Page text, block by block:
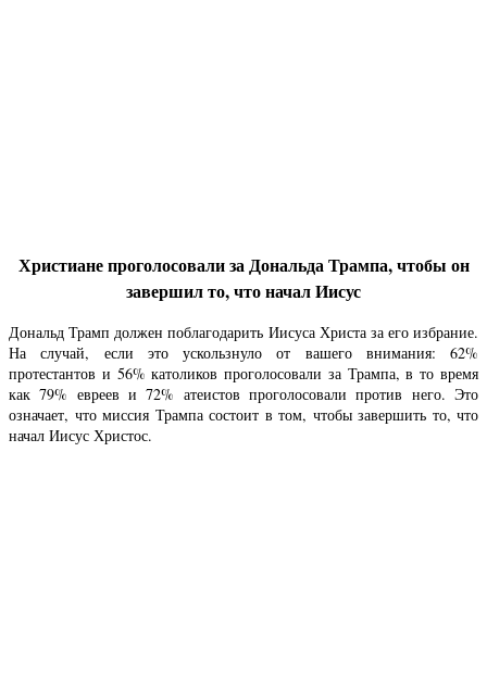
Христиане проголосовали за Дональда Трампа, чтобы он
завершил то, что начал Иисус
Дональд Трамп должен поблагодарить Иисуса Христа за его избрание.
На случай, если это ускользнуло от вашего внимания: 62%
протестантов и 56% католиков проголосовали за Трампа, в то время
как 79% евреев и 72% атеистов проголосовали против него. Это
означает, что миссия Трампа состоит в том, чтобы завершить то, что
начал Иисус Христос.